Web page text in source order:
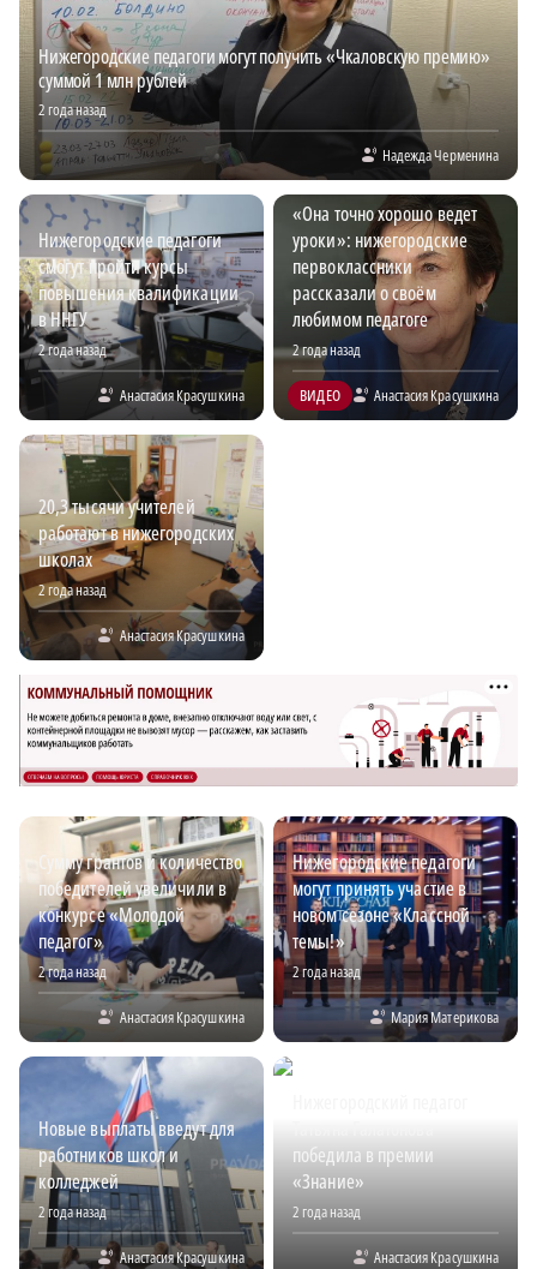
Нижегородские педагоги могут получить «Чкаловскую премию»
суммой 1 млн рублей
2 года назад
Надежда Черменина
Нижегородские педагоги
смогут пройти курсы
повышения квалификации
в ННГУ
2 года назад
Анастасия Красушкина
«Она точно хорошо ведет
уроки»: нижегородские
первоклассники
рассказали о своём
любимом педагоге
2 года назад
ВИДЕО Анастасия Красушкина
20,3 тысячи учителей
работают в нижегородских
школах
2 года назад
Анастасия Красушкина
Сумму грантов и количество
победителей увеличили в
конкурсе «Молодой
педагог»
2 года назад
Анастасия Красушкина
Нижегородские педагоги
могут принять участие в
новом сезоне «Классной
темы!»
2 года назад
Мария Материкова
Новые выплаты введут для
работников школ и
колледжей
2 года назад
Анастасия Красушкина
победила в премии
«Знание»
2 года назад
Анастасия Красушкина